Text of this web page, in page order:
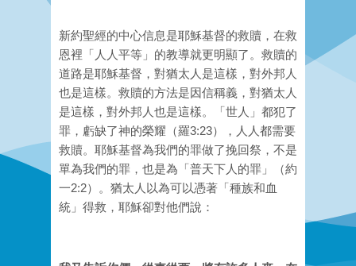
新約聖經的中心信息是耶穌基督的救贖，在救
恩裡「人人平等」的教導就更明顯了。救贖的
道路是耶穌基督，對猶太人是這樣，對外邦人
也是這樣。救贖的方法是因信稱義，對猶太人
是這樣，對外邦人也是這樣。「世人」都犯了
罪，虧缺了神的榮耀（羅3:23），人人都需要
救贖。耶穌基督為我們的罪做了挽回祭，不是
單為我們的罪，也是為「普天下人的罪」（約
一2:2）。猶太人以為可以憑著「種族和血
統」得救，耶穌卻對他們說：